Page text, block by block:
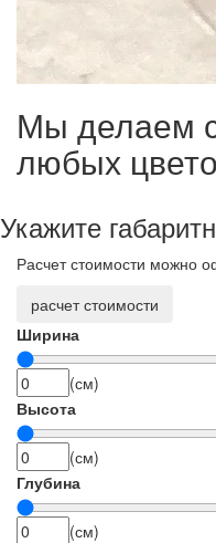
Мы делаем
любых
Укажите
Расчет стоимости можно
расчет стоимости
Ширина
(см)
Высота
(см)
Глубина
(см)